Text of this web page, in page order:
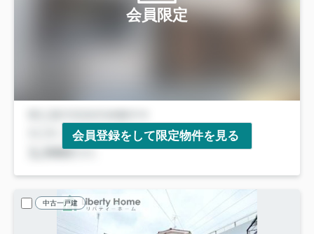
会員限定
会員登録をして限定物件を見る
中古一戸建